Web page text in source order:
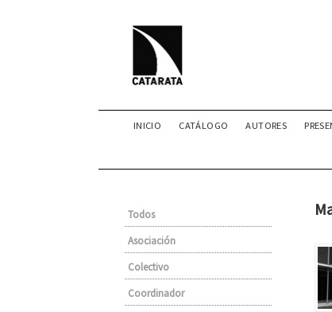
INICIO CATÁLOGO AUTORES
Todos
Asociación
Colectivo
Coordinador